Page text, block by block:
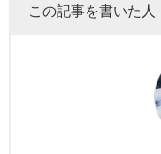
この記事を書いた人